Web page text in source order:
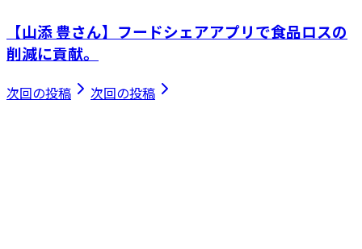
【山添 豊さん】フードシェアアプリで食品ロスの
削減に貢献。
次回の投稿 次回の投稿